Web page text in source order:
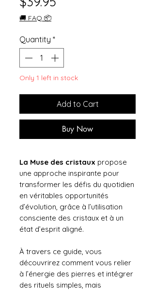
🚚 FAQ 📦
Quantity *
Only 1 left in stock
Add to Cart
Buy Now
La Muse des cristaux propose
une approche inspirante pour
transformer les défis du quotidien
en véritables opportunités
d’évolution, grâce à l’utilisation
consciente des cristaux et à un
état d’esprit aligné.
À travers ce guide, vous
découvrirez comment vous relier
à l’énergie des pierres et intégrer
des rituels simples, mais